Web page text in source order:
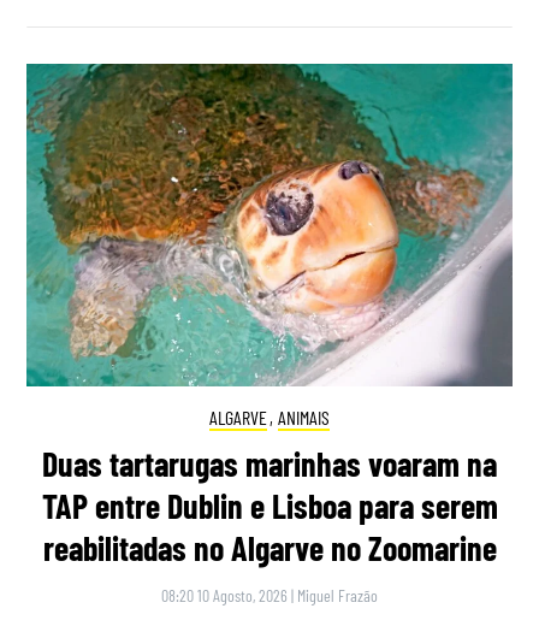
ALGARVE, ANIMAIS
Duas tartarugas marinhas voaram na
TAP entre Dublin e Lisboa para serem
reabilitadas no Algarve no Zoomarine
08:20 10 Agosto, 2026 | Miguel Frazão